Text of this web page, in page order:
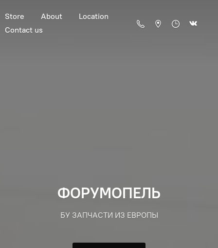
Store About
Location
Contact us
ФОРУМОПЕЛЬ
БУ ЗАПЧАСТИ ИЗ ЕВРОПЫ